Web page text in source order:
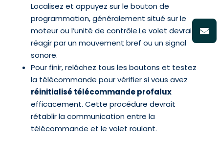
Localisez et appuyez sur le bouton de
programmation, généralement situé sur le
moteur ou l’unité de contrôle.Le volet devrait
réagir par un mouvement bref ou un signal
sonore.
Pour finir, relâchez tous les boutons et testez
la télécommande pour vérifier si vous avez
réinitialisé télécommande profalux
efficacement. Cette procédure devrait
rétablir la communication entre la
télécommande et le volet roulant.